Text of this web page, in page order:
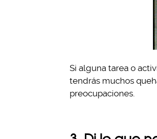
Si alguna tarea o
tendrás muchos
preocupaciones.